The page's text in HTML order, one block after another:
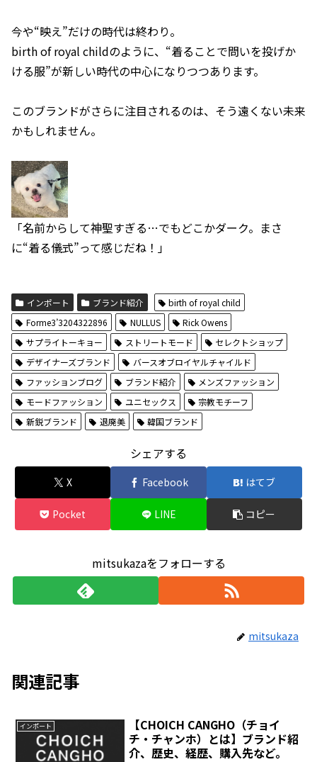
今や“映え”だけの時代は終わり。
birth of royal childのように、“着ることで問いを投げか
ける服”が新しい時代の中心になりつつあります。
このブランドがさらに注目されるのは、そう遠くない未来
かもしれません。
「名前からして神聖すぎる…でもどこかダーク。まさ
に“着る儀式”って感じだね！」
インポート ブランド紹介
birth of royal child
Forme3’3204322896
NULLUS
Rick Owens
サプライトーキョー
ストリートモード
セレクトショップ
デザイナーズブランド
バースオブロイヤルチャイルド
ファッションブログ
ブランド紹介
メンズファッション
モードファッション
ユニセックス
宗教モチーフ
新鋭ブランド
退廃美 韓国ブランド
シェアする
X Facebook はてブ
Pocket LINE コピー
mitsukazaをフォローする
mitsukaza
関連記事
インポート
【CHOICH CANGHO（チョイ
チ・チャンホ）とは】ブランド紹
介、歴史、経歴、購入先など。